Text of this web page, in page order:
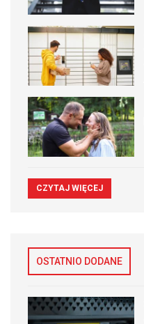
CZYTAJ WIĘCEJ
OSTATNIO DODANE